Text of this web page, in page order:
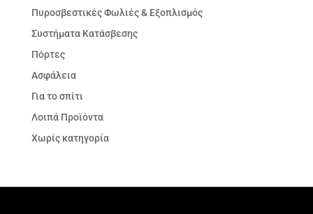
Πυροσβεστικές Φωλιές & Εξοπλισμός
Συστήματα Κατάσβεσης
Πόρτες
Ασφάλεια
Για το σπίτι
Λοιπά Προϊόντα
Χωρίς κατηγορία